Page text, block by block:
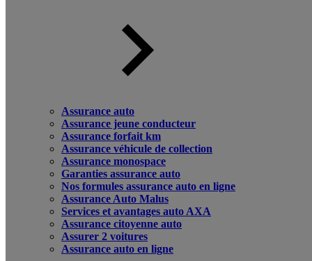
Assurance auto
Assurance jeune conducteur
Assurance forfait km
Assurance véhicule de collection
Assurance monospace
Garanties assurance auto
Nos formules assurance auto en ligne
Assurance Auto Malus
Services et avantages auto AXA
Assurance citoyenne auto
Assurer 2 voitures
Assurance auto en ligne